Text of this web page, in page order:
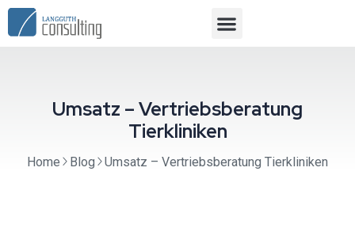
Umsatz – Vertriebsberatung
Tierkliniken
Home Blog Umsatz – Vertriebsberatung Tierkliniken